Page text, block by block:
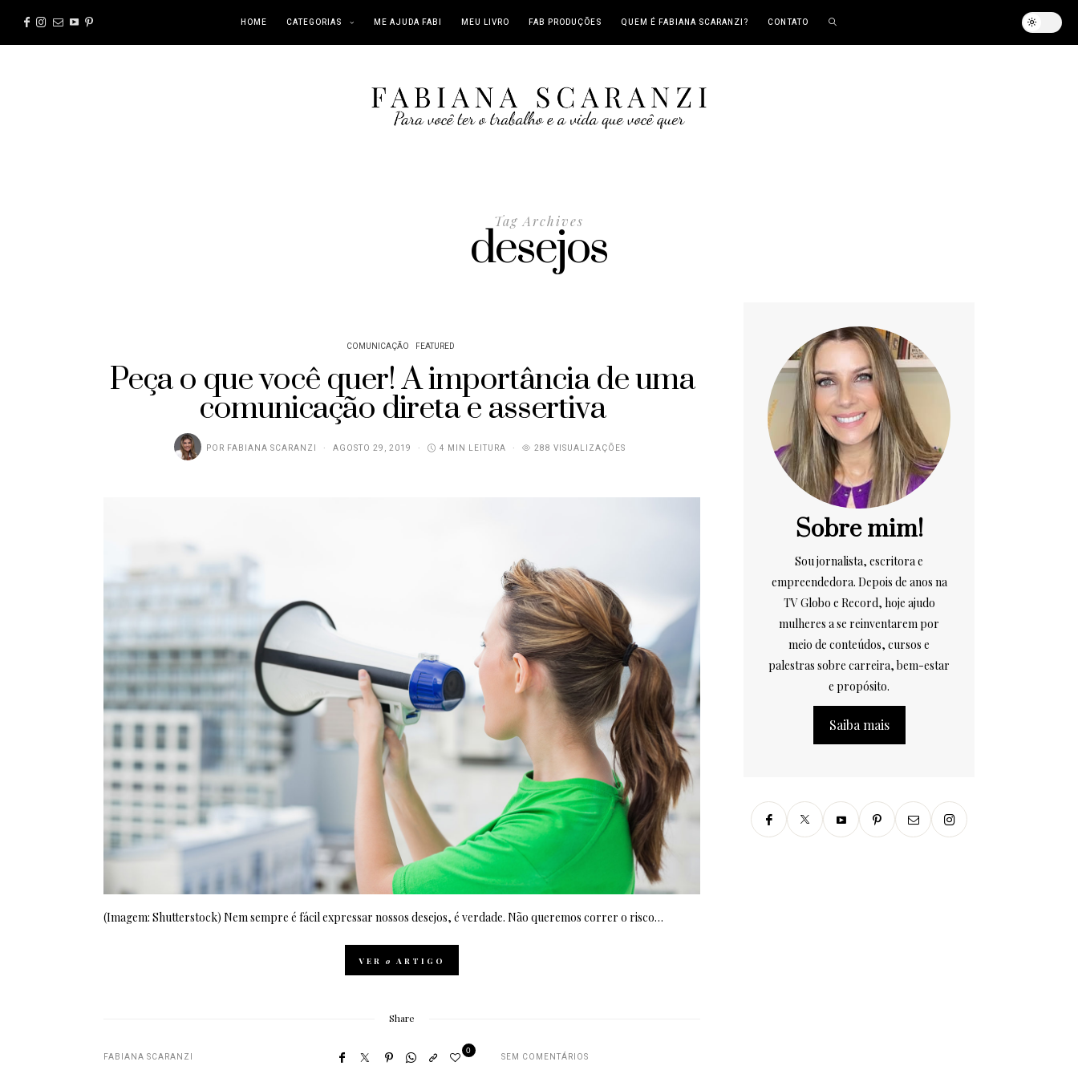
HOME CATEGORIAS ME AJUDA FABI MEU LIVRO FAB PRODUÇÕES QUEM É FABIANA SCARANZI? CONTATO
Tag Archives
desejos
COMUNICAÇÃO FEATURED
Peça o que você quer! A importância de uma
comunicação direta e assertiva
POR FABIANA SCARANZI AGOSTO 29, 2019 4 MIN LEITURA 288 VISUALIZAÇÕES
(Imagem: Shutterstock) Nem sempre é fácil expressar nossos desejos, é verdade. Não queremos correr o risco…
VER o ARTIGO
Share
FABIANA SCARANZI
0
SEM COMENTÁRIOS
Sobre mim!
Sou jornalista, escritora e
empreendedora. Depois de anos na
TV Globo e Record, hoje ajudo
mulheres a se reinventarem por
meio de conteúdos, cursos e
palestras sobre carreira, bem-estar
e propósito.
Saiba mais